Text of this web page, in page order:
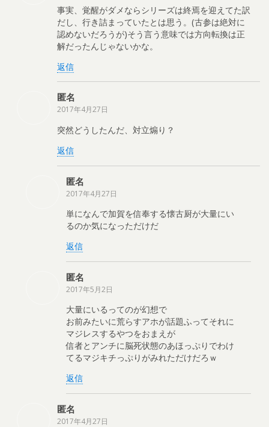
事実、覚醒がダメならシリーズは終焉を迎えてた訳
だし、行き詰まっていたとは思う。(古参は絶対に
認めないだろうが)そう言う意味では方向転換は正
解だったんじゃないかな。
返信
匿名
2017年4月27日
突然どうしたんだ、対立煽り？
返信
匿名
2017年4月27日
単になんで加賀を信奉する懐古厨が大量にい
るのか気になっただけだ
返信
匿名
2017年5月2日
大量にいるってのが幻想で
お前みたいに荒らすアホが話題ふってそれに
マジレスするやつをおまえが
信者とアンチに脳死状態のあほっぷりでわけ
てるマジキチっぷりがみれただけだろｗ
返信
匿名
2017年4月27日